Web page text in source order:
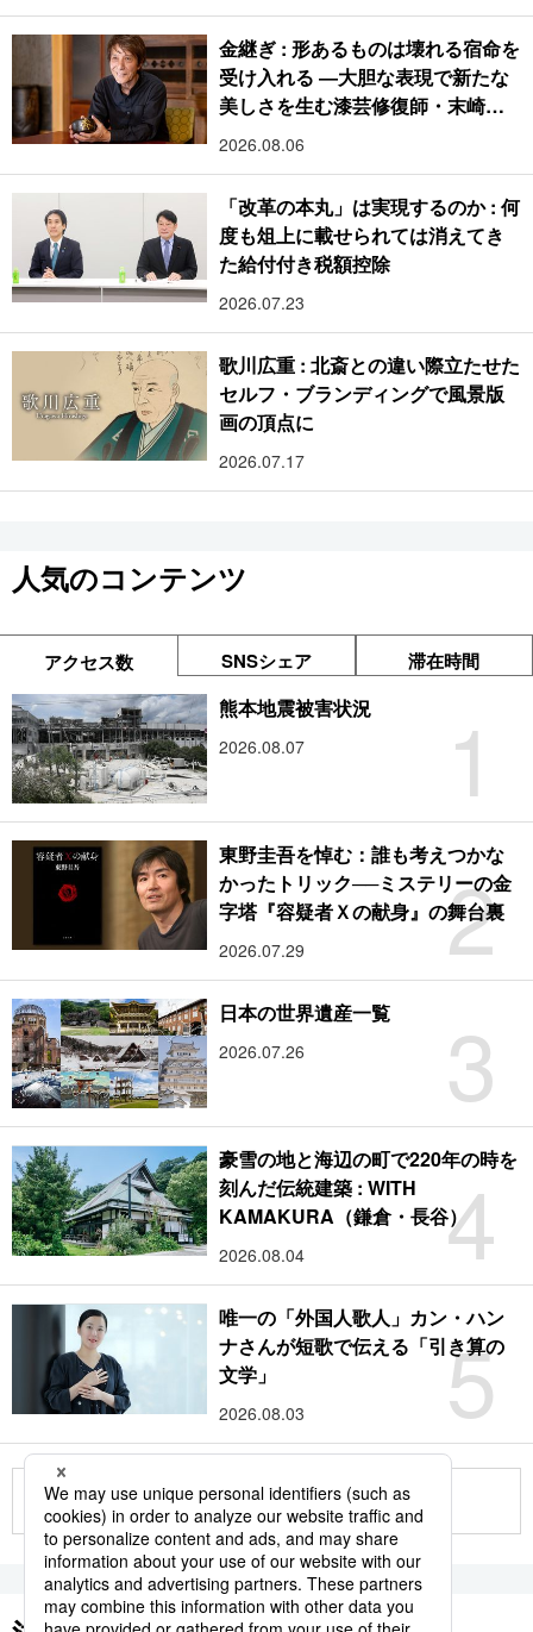
金継ぎ : 形あるものは壊れる宿命を
受け入れる ―大胆な表現で新たな
美しさを生む漆芸修復師・末崎広
樹
2026.08.06
「改革の本丸」は実現するのか : 何
度も俎上に載せられては消えてき
た給付付き税額控除
2026.07.23
歌川広重 : 北斎との違い際立たせた
セルフ・ブランディングで風景版
画の頂点に
2026.07.17
人気のコンテンツ
アクセス数 SNSシェア 滞在時間
1
熊本地震被害状況
2026.08.07
2
東野圭吾を悼む：誰も考えつかな
かったトリック──ミステリーの金
字塔『容疑者Ｘの献身』の舞台裏
2026.07.29
3
日本の世界遺産一覧
2026.07.26
4
豪雪の地と海辺の町で220年の時を
刻んだ伝統建築 : WITH
KAMAKURA（鎌倉・長谷）
2026.08.04
5
唯一の「外国人歌人」カン・ハン
ナさんが短歌で伝える「引き算の
文学」
2026.08.03
もっと見る